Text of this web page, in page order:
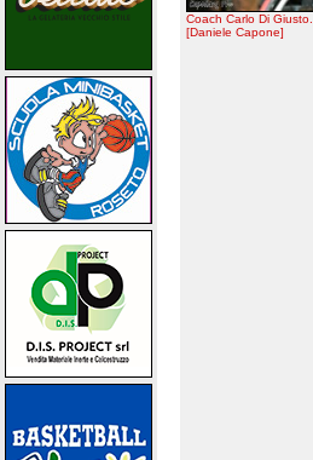
Coach Carlo Di Giusto.
[Daniele Capone]